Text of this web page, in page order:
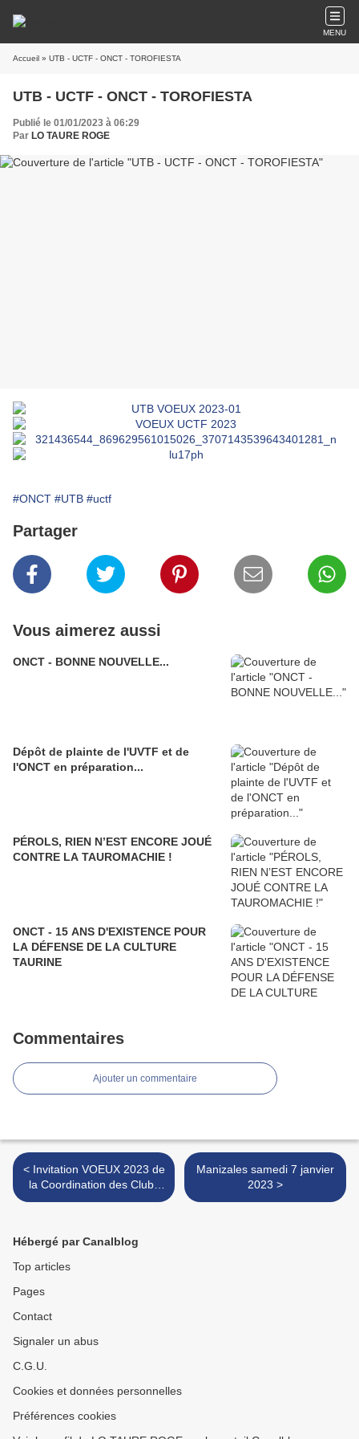
MENU
Accueil » UTB - UCTF - ONCT - TOROFIESTA
UTB - UCTF - ONCT - TOROFIESTA
Publié le 01/01/2023 à 06:29
Par LO TAURE ROGE
#ONCT #UTB #uctf
Partager
Vous aimerez aussi
ONCT - BONNE NOUVELLE...
Dépôt de plainte de l'UVTF et de
l'ONCT en préparation...
PÉROLS, RIEN N’EST ENCORE JOUÉ
CONTRE LA TAUROMACHIE !
ONCT - 15 ANS D'EXISTENCE POUR
LA DÉFENSE DE LA CULTURE
TAURINE
Commentaires
Ajouter un commentaire
< Invitation VOEUX 2023 de
la Coordination des Clubs
Taurins de Nîmes et du
Manizales samedi 7 janvier
2023 >
Hébergé par Canalblog
Top articles
Pages
Contact
Signaler un abus
C.G.U.
Cookies et données personnelles
Préférences cookies